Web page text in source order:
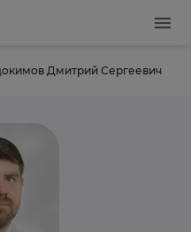
Дмитрий Сергеевич